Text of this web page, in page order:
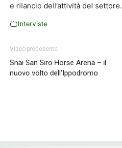
e rilancio dell’attività del settore.
Interviste
Video precedente
Snai San Siro Horse Arena – il
nuovo volto dell’Ippodromo